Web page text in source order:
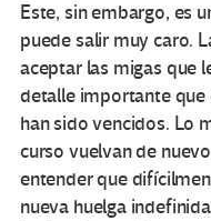
Este, sin embargo, es
puede salir muy caro.
aceptar las migas que
detalle importante que
han sido vencidos. Lo
curso vuelvan de
entender que
nueva huelga